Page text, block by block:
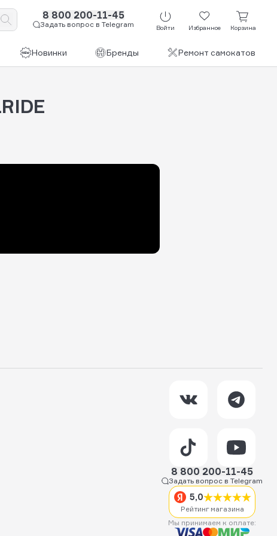
8 800 200-11-45
Задать вопрос в Telegram Войти Избранное Корзина
Новинки Бренды Ремонт самокатов
8 800 200-11-45
Задать вопрос в Telegram
5,0
Рейтинг магазина
Мы принимаем к оплате: